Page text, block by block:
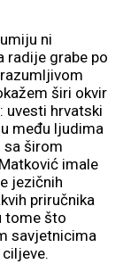
ni
radije grabe po
širi okvir
uvesti hrvatski
među ljudima
sa širom
imale
jezičnih
priručnika
tome što
savjetnicima